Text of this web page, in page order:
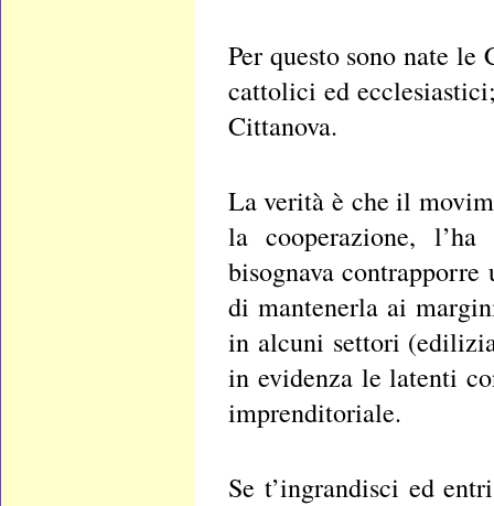
Per questo sono nate
cattolici ed
Cittanova.
La verità è che il
la cooperazione, l’ha
bisognava
di mantenerla ai
in alcuni settori
in evidenza le latenti
imprenditoriale.
Se t’ingrandisci ed